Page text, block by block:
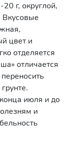
г, округлой,
Вкусовые
цвет и
отделяется
отличается
июля и до
и